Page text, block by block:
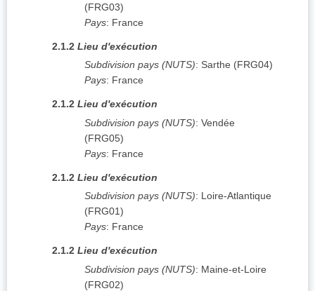
(FRG03)
Pays: France
2.1.2 Lieu d'exécution
Subdivision pays (NUTS): Sarthe (FRG04)
Pays: France
2.1.2 Lieu d'exécution
Subdivision pays (NUTS): Vendée
(FRG05)
Pays: France
2.1.2 Lieu d'exécution
Subdivision pays (NUTS): Loire-Atlantique
(FRG01)
Pays: France
2.1.2 Lieu d'exécution
Subdivision pays (NUTS): Maine-et-Loire
(FRG02)